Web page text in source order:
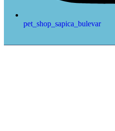
pet_shop_sapica_bulevar